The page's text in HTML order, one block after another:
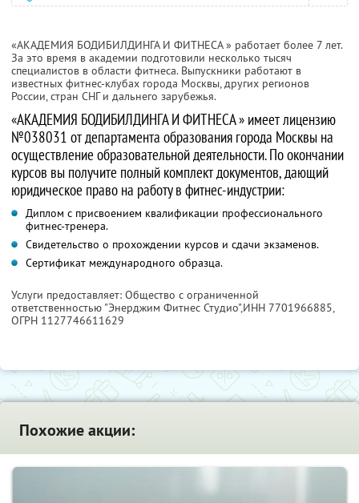
«АКАДЕМИЯ БОДИБИЛДИНГА И ФИТНЕСА» работает более 7 лет.
За это время в академии подготовили несколько тысяч
специалистов в области фитнеса. Выпускники работают в
известных фитнес-клубах города Москвы, других регионов
России, стран СНГ и дальнего зарубежья.
«АКАДЕМИЯ БОДИБИЛДИНГА И ФИТНЕСА» имеет лицензию
№038031 от департамента образования города Москвы на
осуществление образовательной деятельности. По окончании
курсов вы получите полный комплект документов, дающий
юридическое право на работу в фитнес-индустрии:
Диплом с присвоением квалификации профессионального
фитнес-тренера.
Свидетельство о прохождении курсов и сдачи экзаменов.
Сертификат международного образца.
Услуги предоставляет: Общество с ограниченной
ответственностью "Энерджим Фитнес Студио",ИНН 7701966885,
ОГРН 1127746611629
Похожие акции: